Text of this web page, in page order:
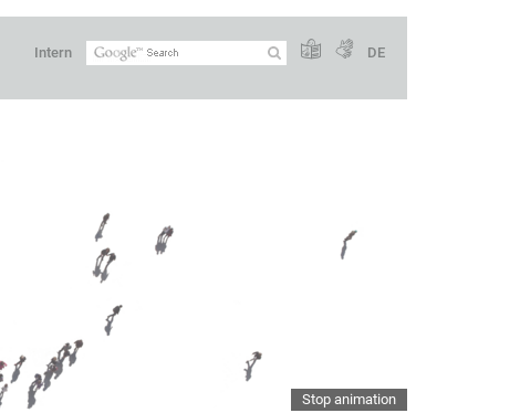
Intern DE
Stop animation